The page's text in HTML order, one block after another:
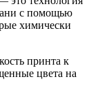
с помощью
химически
принта к
цвета на